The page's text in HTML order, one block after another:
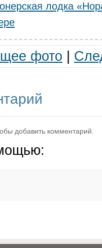
лодка
фото
добавить комментарий.